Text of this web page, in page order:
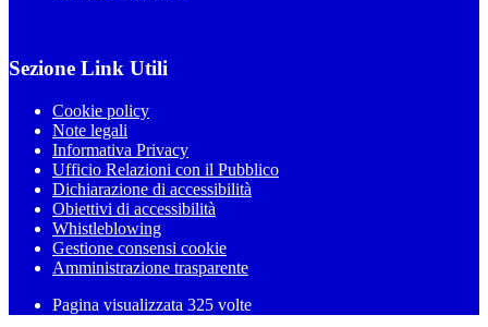
Sezione Link Utili
Cookie policy
Note legali
Informativa Privacy
Ufficio Relazioni con il Pubblico
Dichiarazione di accessibilità
Obiettivi di accessibilità
Whistleblowing
Gestione consensi cookie
Amministrazione trasparente
Pagina visualizzata 325 volte